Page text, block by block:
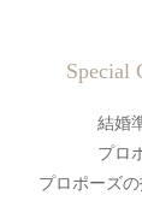
Special
結婚
プロ
プロポーズ